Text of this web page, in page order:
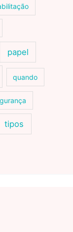
papel
quando
tipos